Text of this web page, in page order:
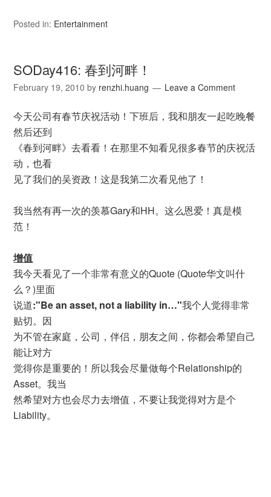
Posted in: Entertainment
SODay416: 春到河畔！
February 19, 2010 by renzhi.huang Leave a Comment
今天公司有春节庆祝活动！下班后，我和朋友一起吃晚餐
然后还到
《春到河畔》去看看！在那里不知看见很多春节的庆祝活
动，也看
见了我们的吴资政！这是我第二次看见他了！
我当然有再一次的羡慕Gary和HH。这么恩爱！真是模
范！
增值
我今天看见了一个非常有意义的Quote (Quote华文叫什
么？)里面
说道:"Be an asset, not a liability in…"我个人觉得非常
贴切。因
为不管在家庭，公司，伴侣，朋友之间，你都会希望自己
能让对方
觉得你是重要的！所以我会尽量做每个Relationship的
Asset。我当
然希望对方也会尽力去增值，不要让我觉得对方是个
Liability。